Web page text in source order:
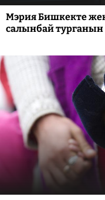
Мэрия Бишкекте
салынбай